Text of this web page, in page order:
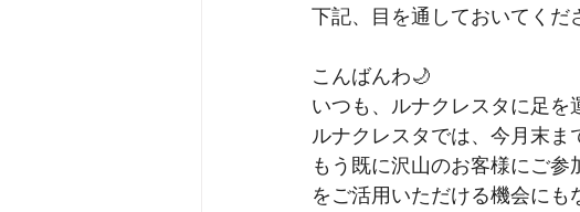
下記、目を通しておいてくだ
こんばんわ🌙
いつも、ルナクレスタに足
ルナクレスタでは、今月末
もう既に沢山のお客様にご
をご活用いただける機会に